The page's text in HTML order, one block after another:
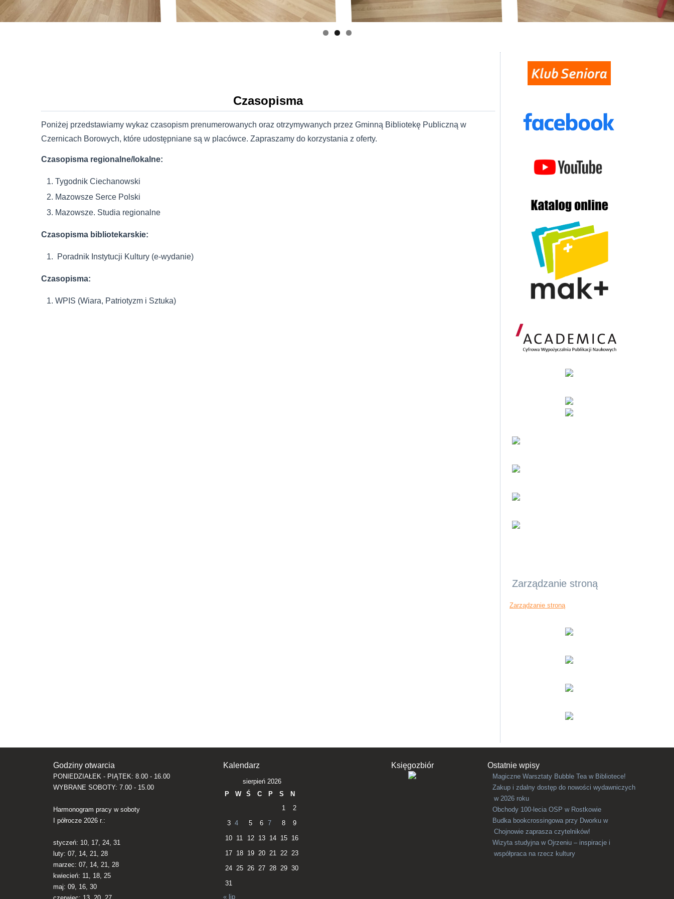
Czasopisma
Poniżej przedstawiamy wykaz czasopism prenumerowanych oraz otrzymywanych przez Gminną Bibliotekę Publiczną w
Czernicach Borowych, które udostępniane są w placówce. Zapraszamy do korzystania z oferty.
Czasopisma regionalne/lokalne:
Tygodnik Ciechanowski
Mazowsze Serce Polski
Mazowsze. Studia regionalne
Czasopisma bibliotekarskie:
Poradnik Instytucji Kultury (e-wydanie)
Czasopisma:
WPIS (Wiara, Patriotyzm i Sztuka)
Zarządzanie stroną
Zarządzanie stroną
Godziny otwarcia
PONIEDZIAŁEK - PIĄTEK: 8.00 - 16.00
WYBRANE SOBOTY: 7.00 - 15.00
Harmonogram pracy w soboty
I półrocze 2026 r.:
styczeń: 10, 17, 24, 31
luty: 07, 14, 21, 28
marzec: 07, 14, 21, 28
kwiecień: 11, 18, 25
maj: 09, 16, 30
Kalendarz
sierpień 2026
P
W Ś C P S
N
1
2
3 4 5 6 7 8
9
10 11 12 13 14 15
16
17 18 19 20 21 22 23
24 25 26 27 28 29 30
31
« lip
Księgozbiór Ostatnie wpisy
Magiczne Warsztaty Bubble Tea w Bibliotece!
Zakup i zdalny dostęp do nowości wydawniczych
w 2026 roku
Obchody 100-lecia OSP w Rostkowie
Budka bookcrossingowa przy Dworku w
Chojnowie zaprasza czytelników!
Wizyta studyjna w Ojrzeniu – inspiracje i
współpraca na rzecz kultury